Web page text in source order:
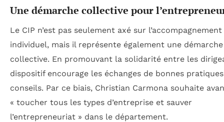
Une démarche collective pour
Le CIP n’est pas seulement axé sur l’accompagnement
individuel, mais il représente également une démarche
collective. En promouvant la solidarité entre les
dispositif encourage les échanges de bonnes
conseils. Par ce biais, Christian Carmona souhaite
« toucher tous les types d’entreprise et sauver
l’entrepreneuriat » dans le département.